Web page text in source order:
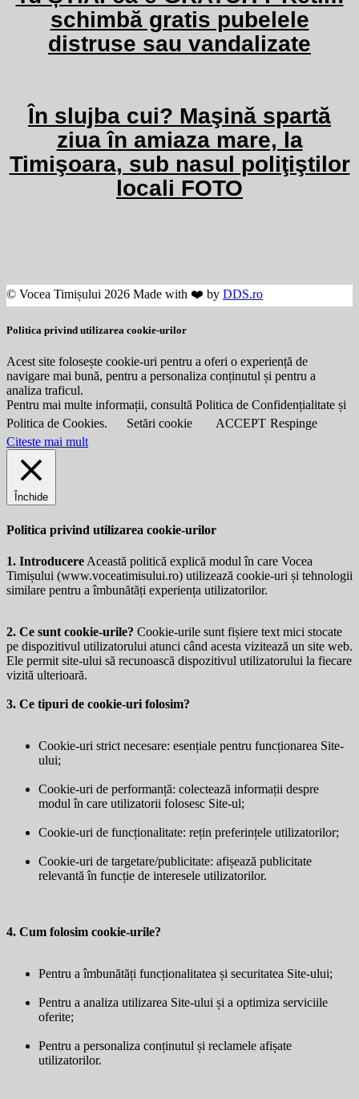
schimbă gratis pubelele
distruse sau vandalizate
În slujba cui? Maşină spartă
ziua în amiaza mare, la
Timişoara, sub nasul poliţiştilor
locali FOTO
© Vocea Timișului 2026 Made with ❤️ by DDS.ro
Politica privind utilizarea cookie-urilor
Acest site folosește cookie-uri pentru a oferi o experiență de
navigare mai bună, pentru a personaliza conținutul și pentru a
analiza traficul.
Pentru mai multe informații, consultă Politica de Confidențialitate și
Politica de Cookies.
Setări cookie ACCEPT Respinge
Citeste mai mult
Închide
Politica privind utilizarea cookie-urilor
1. Introducere Această politică explică modul în care Vocea
Timișului (www.voceatimisului.ro) utilizează cookie-uri și tehnologii
similare pentru a îmbunătăți experiența utilizatorilor.
2. Ce sunt cookie-urile? Cookie-urile sunt fișiere text mici stocate
pe dispozitivul utilizatorului atunci când acesta vizitează un site web.
Ele permit site-ului să recunoască dispozitivul utilizatorului la fiecare
vizită ulterioară.
3. Ce tipuri de cookie-uri folosim?
Cookie-uri strict necesare: esențiale pentru funcționarea Site-
ului;
Cookie-uri de performanță: colectează informații despre
modul în care utilizatorii folosesc Site-ul;
Cookie-uri de funcționalitate: rețin preferințele utilizatorilor;
Cookie-uri de targetare/publicitate: afișează publicitate
relevantă în funcție de interesele utilizatorilor.
4. Cum folosim cookie-urile?
Pentru a îmbunătăți funcționalitatea și securitatea Site-ului;
Pentru a analiza utilizarea Site-ului și a optimiza serviciile
oferite;
Pentru a personaliza conținutul și reclamele afișate
utilizatorilor.